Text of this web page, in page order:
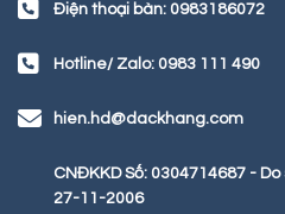
Điện thoại bàn: 0983186072
Hotline/ Zalo: 0983 111 490
hien.hd@dackhang.com
CNĐKKD Số: 0304714687 -
27-11-2006